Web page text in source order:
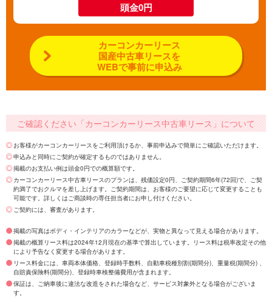
頭金0円
カーコンカーリース
国産中古車リースを
WEBで事前に申込み
ご確認ください「カーコンカーリース中古車リース」について
お客様がカーコンカーリースをご利用頂けるか、事前申込みで簡単にご確認いただけます。
申込みと同時にご契約が確定するものではありません。
掲載のお支払い例は頭金0円での概算額です。
カーコンカーリース中古車リースのプランは、残価設定0円、ご契約期間6年(72回)で、ご契
約満了でおクルマを差し上げます。ご契約期間は、お客様のご要望に応じて変更することも
可能です。詳しくはご商談時の専任担当者にお申し付けください。
ご契約には、審査があります。
掲載の写真はボディ・インテリアのカラーなどが、実物と異なって見える場合があります。
掲載の概算リース料は2024年12月現在の基準で算出しています。リース料は税率改定その他
により予告なく変更する場合があります。
リース料金には、車両本体価格、登録時手数料、自動車税種別割(期間分)、重量税(期間分) 、
自賠責保険料(期間分)、登録時車検整備費用が含まれます。
保証は、ご納車後に違法な改造をされた場合など、サービス対象外となる場合がございま
す。